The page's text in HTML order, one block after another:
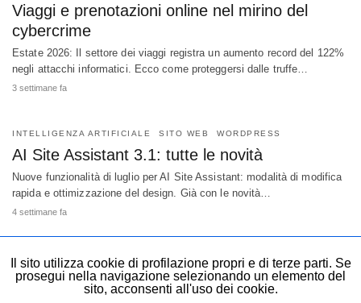
Viaggi e prenotazioni online nel mirino del
cybercrime
Estate 2026: Il settore dei viaggi registra un aumento record del 122%
negli attacchi informatici. Ecco come proteggersi dalle truffe…
3 settimane fa
INTELLIGENZA ARTIFICIALE SITO WEB WORDPRESS
AI Site Assistant 3.1: tutte le novità
Nuove funzionalità di luglio per AI Site Assistant: modalità di modifica
rapida e ottimizzazione del design. Già con le novità…
4 settimane fa
Il sito utilizza cookie di profilazione propri e di terze parti. Se
prosegui nella navigazione selezionando un elemento del
sito, acconsenti all'uso dei cookie.